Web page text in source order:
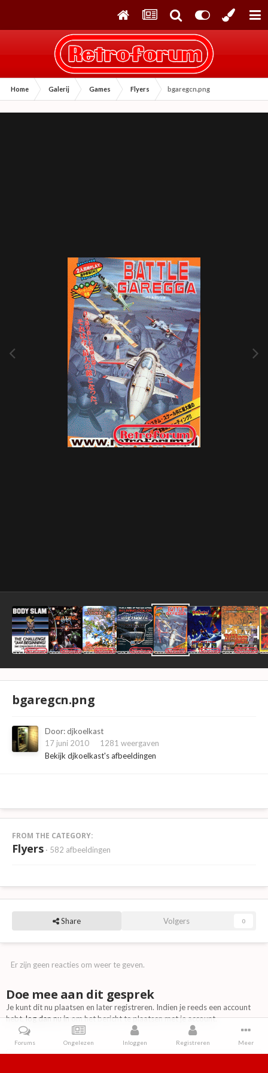
Home Galerij Games Flyers bgaregcn.png
bgaregcn.png
Door:djkoelkast
17 juni 2010
1281 weergaven
Bekijk djkoelkast's afbeeldingen
FROM THE CATEGORY:
Flyers · 582 afbeeldingen
Share Volgers 0
Er zijn geen reacties om weer te geven.
Doe mee aan dit gesprek
Je kunt dit nu plaatsen en later registreren. Indien je reeds een account
hebt,log dan nu inom het bericht te plaatsen met je account.
Forums Ongelezen Inloggen Registreren Meer